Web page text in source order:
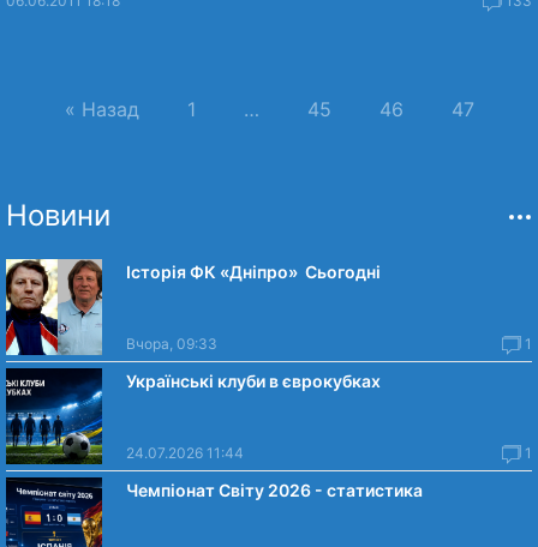
« Назад 1 … 45 46 47
Новини
Історія ФК «Дніпро» Сьогодні
Вчора, 09:33 1
Українські клуби в єврокубках
24.07.2026 11:44 1
Чемпіонат Світу 2026 - статистика